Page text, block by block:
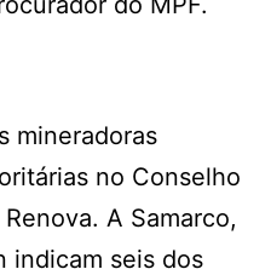
mineradoras
no Conselho
A Samarco,
indicam seis dos